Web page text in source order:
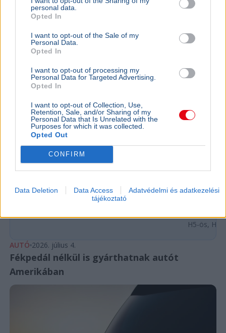
personal data.
Opted In
I want to opt-out of the Sale of my
Personal Data.
Opted In
I want to opt-out of processing my
Personal Data for Targeted Advertising.
Opted In
I want to opt-out of Collection, Use,
Retention, Sale, and/or Sharing of my
Personal Data that Is Unrelated with the
Purposes for which it was collected.
Opted Out
CONFIRM
Data Deletion Data Access
Adatvédelmi és adatkezelési
tájékoztató
kilométeres hatótáv érhető el.
Budapest
BELFÖLD
Vasárnap délelőtt rövidített útvonalon
Karbantartás miatt vasárnap délelőtt csak a Déli
pályaudvar és a Deák Ferenc tér között jár a 2-es
metró, a többi szakaszon pótlóbusz közlekedik.
elavult
méteres
H5-ös, H6-
AUTÓ 2026. július 4.
Fékpedál nélkül is gyárthatnak autót
Amerikában